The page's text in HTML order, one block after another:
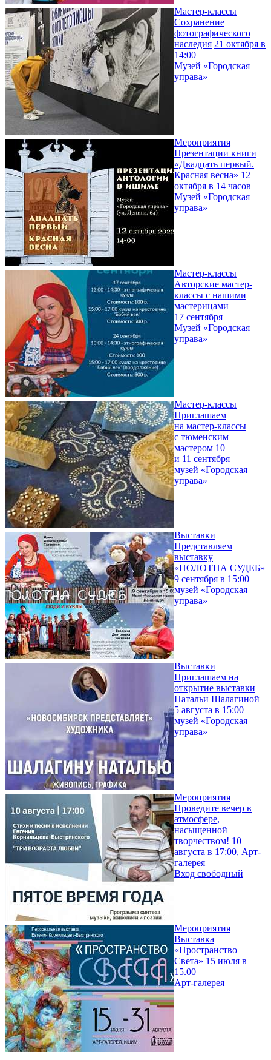
Мастер-классы
Сохранение
фотографического
наследия 21 октября в
14:00
Музей «Городская
управа»
Мероприятия
Презентации книги
«Двадцать первый.
Красная весна» 12
октября в 14 часов
Музей «Городская
управа»
Мастер-классы
Авторские мастер-
классы с нашими
мастерицами
17 сентября
Музей «Городская
управа»
Мастер-классы
Приглашаем
на мастер-классы
с тюменским
мастером 10
и 11 сентября
музей «Городская
управа»
Выставки
Представляем
выставку
«ПОЛОТНА СУДЕБ»
9 сентября в 15:00
музей «Городская
управа»
Выставки
Приглашаем на
открытие выставки
Натальи Шалагиной
5 августа в 15:00
музей «Городская
управа»
Мероприятия
Проведите вечер в
атмосфере,
насыщенной
творчеством! 10
августа в 17:00, Арт-
галерея
Вход свободный
Мероприятия
Выставка
«Пространство
Света» 15 июля в
15.00
Арт-галерея